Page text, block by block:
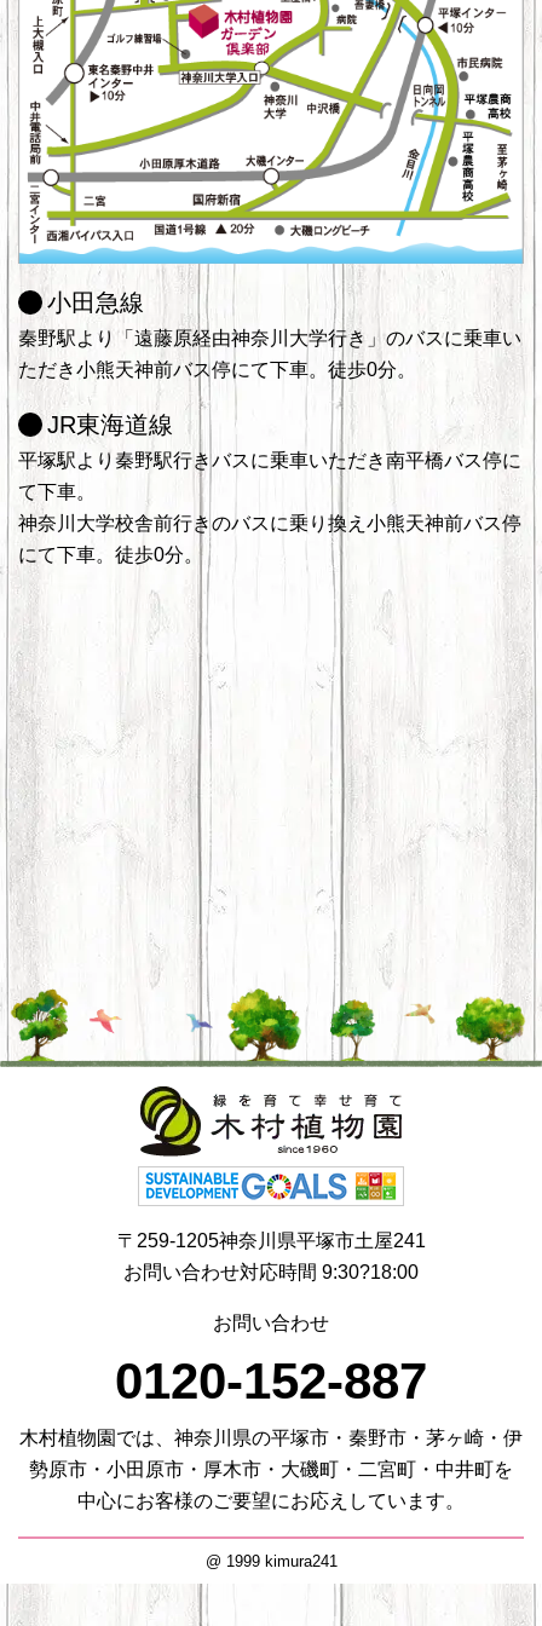
小田急線
秦野駅より「遠藤原経由神奈川大学行き」のバスに乗車い
ただき小熊天神前バス停にて下車。徒歩0分。
JR東海道線
平塚駅より秦野駅行きバスに乗車いただき南平橋バス停に
て下車。
神奈川大学校舎前行きのバスに乗り換え小熊天神前バス停
にて下車。徒歩0分。
〒259-1205神奈川県平塚市土屋241
お問い合わせ対応時間 9:30?18:00
お問い合わせ
0120-152-887
木村植物園では、神奈川県の平塚市・秦野市・茅ヶ崎・伊
勢原市・小田原市・厚木市・大磯町・二宮町・中井町を
中心にお客様のご要望にお応えしています。
@ 1999 kimura241